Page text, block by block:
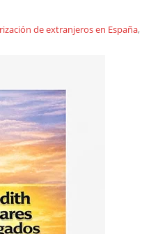
de extranjeros en España,